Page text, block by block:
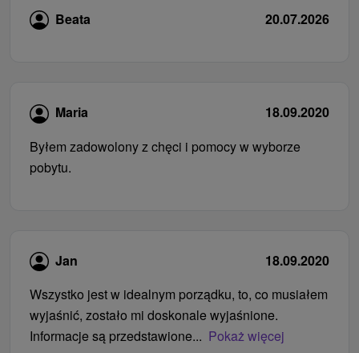
Beata 20.07.2026
Maria
18.09.2020
Byłem zadowolony z chęci i pomocy w wyborze
pobytu.
Jan
18.09.2020
Wszystko jest w idealnym porządku, to, co musiałem
wyjaśnić, zostało mi doskonale wyjaśnione.
Informacje są przedstawione... Pokaż więcej